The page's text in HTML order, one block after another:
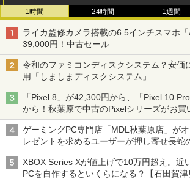
1時間 24時間 1週間
ライカ監修カメラ搭載の6.5インチスマホ
39,000円！中古セール
令和のファミコンディスクシステム？安価
用「しましまディスクシステム」
「Pixel 8」が42,300円から、「Pixel 10
から！秋葉原で中古のPixelシリーズがお買
ゲーミングPC専門店「MDL秋葉原店」が
レゼントを求めるユーザーが押し寄せ長蛇
XBOX Series Xが値上げで10万円超え。近
PCを自作するといくらになる？【石田賀津